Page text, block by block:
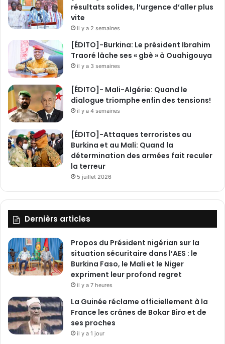
s
d
é
d
d
v
l
o
p
p
e
n
résultats solides, l’urgence d’aller plus
vite
il y a 2 semaines
[ÉDITO]-Burkina: Le président Ibrahim
Traoré lâche ses « gbè » à Ouahigouya
il y a 3 semaines
[ÉDITO]- Mali-Algérie: Quand le
dialogue triomphe enfin des tensions!
il y a 4 semaines
[ÉDITO]-Attaques terroristes au
Burkina et au Mali: Quand la
détermination des armées fait reculer
la terreur
5 juillet 2026
Dernièrs articles
Propos du Président nigérian sur la
situation sécuritaire dans l’AES : le
Burkina Faso, le Mali et le Niger
expriment leur profond regret
il y a 7 heures
La Guinée réclame officiellement à la
France les crânes de Bokar Biro et de
ses proches
il y a 1 jour